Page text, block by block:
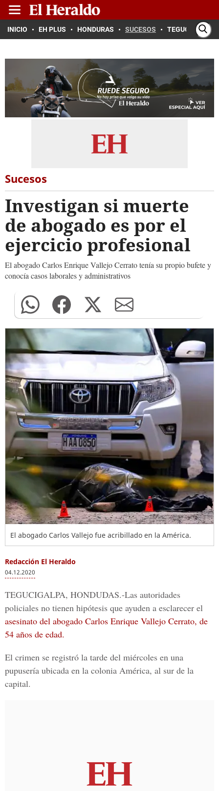
INICIO EH PLUS HONDURAS SUCESOS TEGUCIGALPA
Sucesos
Investigan si muerte
de abogado es por el
ejercicio profesional
El abogado Carlos Enrique Vallejo Cerrato tenía su propio bufete y
conocía casos laborales y administrativos
El abogado Carlos Vallejo fue acribillado en la América.
Redacción El Heraldo
04.12.2020
TEGUCIGALPA, HONDUDAS.-Las autoridades
policiales no tienen hipótesis que ayuden a esclarecer el
asesinato del abogado Carlos Enrique Vallejo Cerrato, de
54 años de edad.
El crimen se registró la tarde del miércoles en una
pupusería ubicada en la colonia América, al sur de la
capital.